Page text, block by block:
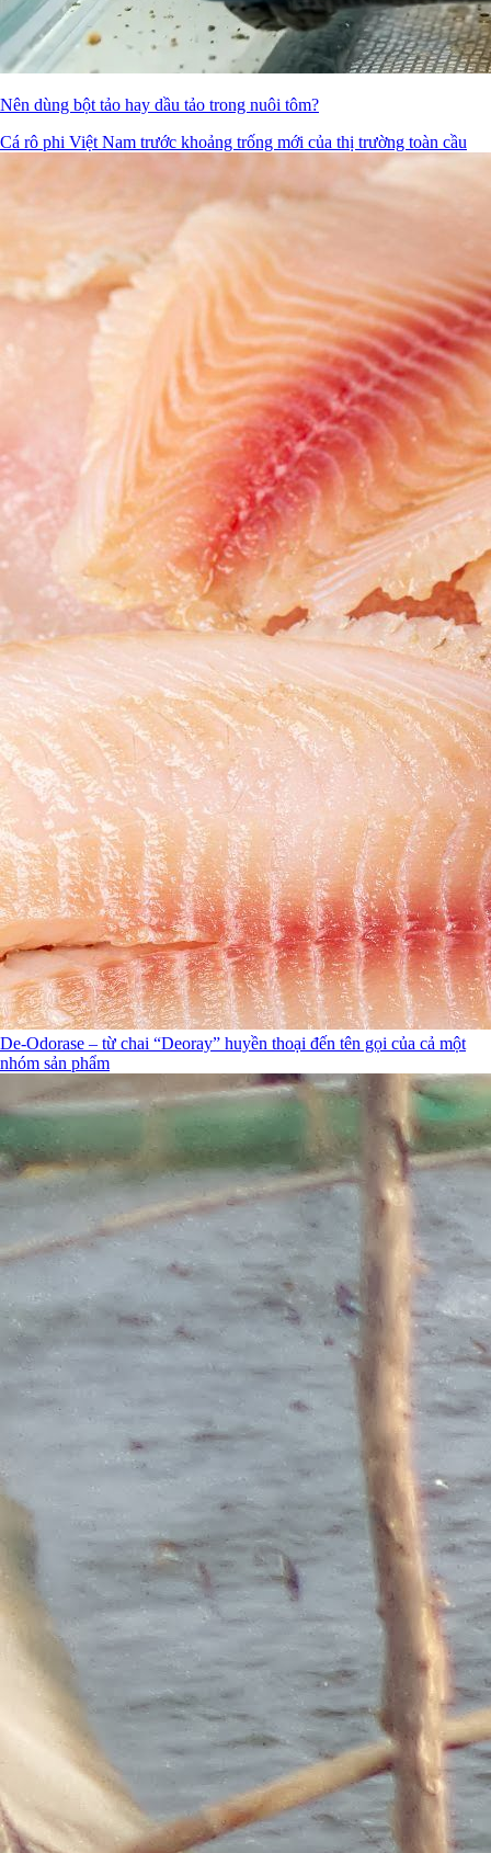
Nên dùng bột tảo hay dầu tảo trong nuôi tôm?
Cá rô phi Việt Nam trước khoảng trống mới của thị trường toàn cầu
De-Odorase – từ chai “Deoray” huyền thoại đến tên gọi của cả một
nhóm sản phẩm